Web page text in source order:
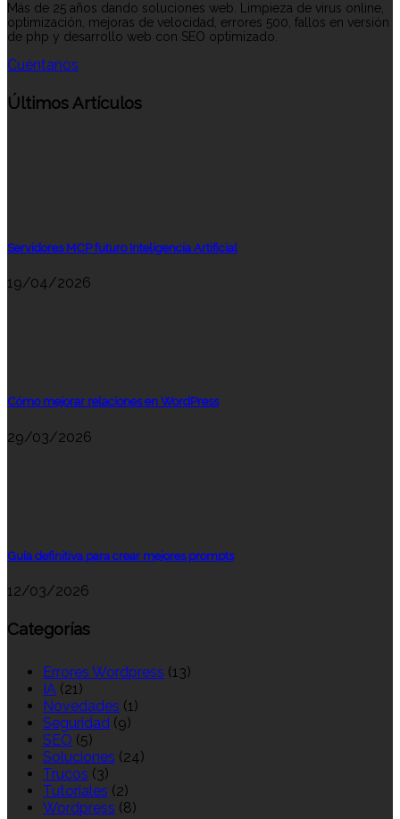
Más de 25 años dando soluciones web. Limpieza de virus online,
optimización, mejoras de velocidad, errores 500, fallos en versión
de php y desarrollo web con SEO optimizado.
Cuéntanos
Últimos Artículos
Servidores MCP futuro Inteligencia Artificial
19/04/2026
Cómo mejorar relaciones en WordPress
29/03/2026
Guía definitiva para crear mejores prompts
12/03/2026
Categorías
Errores Wordpress (13)
IA (21)
Novedades (1)
Seguridad (9)
SEO (5)
Soluciones (24)
Trucos (3)
Tutoriales (2)
Wordpress (8)